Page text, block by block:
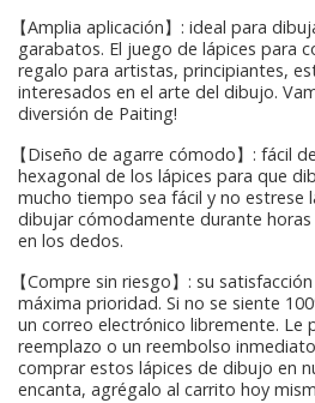
【Amplia aplicación】: ideal para
garabatos. El juego de lápices para
regalo para artistas, principiantes,
interesados ​​en el arte del dibujo.
diversión de Paiting!
【Diseño de agarre cómodo】: fácil
hexagonal de los lápices para que
mucho tiempo sea fácil y no estrese
dibujar cómodamente durante horas
en los dedos.
【Compre sin riesgo】: su
máxima prioridad. Si no se siente
un correo electrónico libremente. Le
reemplazo o un reembolso
comprar estos lápices de dibujo en
encanta, agrégalo al carrito hoy